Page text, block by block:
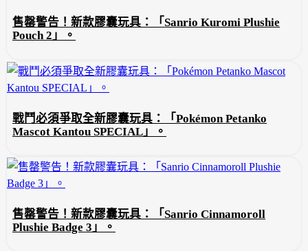
售罄警告！新款膠囊玩具：「Sanrio Kuromi Plushie
Pouch 2」。
戰鬥必須爭取全新膠囊玩具：「Pokémon Petanko
Mascot Kantou SPECIAL」。
售罄警告！新款膠囊玩具：「Sanrio Cinnamoroll
Plushie Badge 3」。